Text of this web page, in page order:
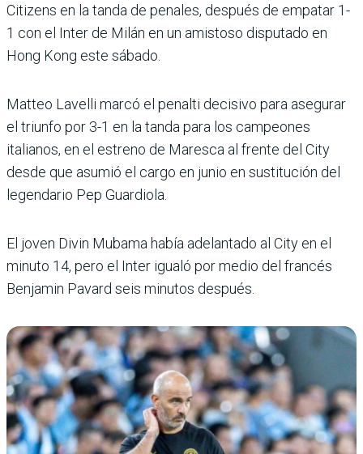
Citizens en la tanda de penales, después de empatar 1-
1 con el Inter de Milán en un amistoso disputado en
Hong Kong este sábado.
Matteo Lavelli marcó el penalti decisivo para asegurar
el triunfo por 3-1 en la tanda para los campeones
italianos, en el estreno de Maresca al frente del City
desde que asumió el cargo en junio en sustitución del
legendario Pep Guardiola.
El joven Divin Mubama había adelantado al City en el
minuto 14, pero el Inter igualó por medio del francés
Benjamin Pavard seis minutos después.